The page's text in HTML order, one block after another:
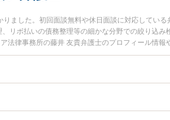
ました。初回面談無料や休日面談に対応してい
リボ払いの債務整理等の細かな分野での絞り込
法律事務所の藤井 友貴弁護士のプロフィール情
相談したい』『奨学金の債務整理のトラブル解
い』などでお困りの相談者さんにおすすめです。